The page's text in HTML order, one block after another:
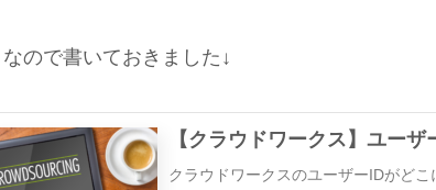
ので書いておきました↓
【クラウドワークス】ユー
クラウドワークスのユーザーIDがど